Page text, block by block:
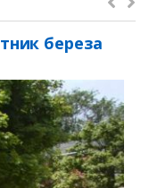
береза